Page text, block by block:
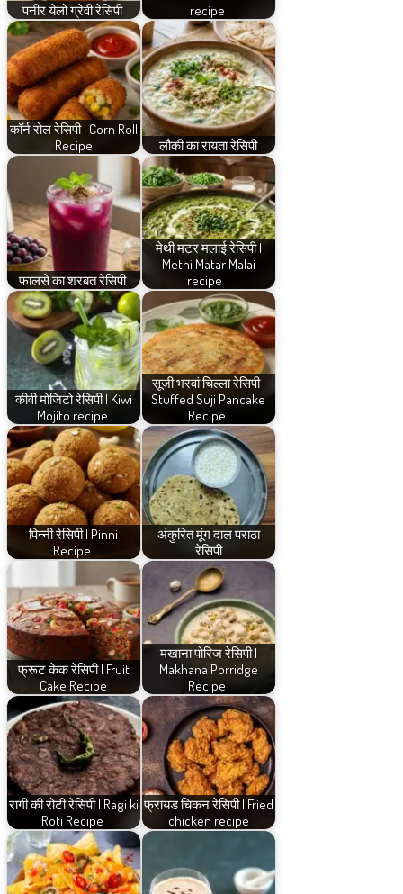
पनीर येलो ग्रेवी रेसिपी
recipe
कॉर्न रोल रेसिपी | Corn Roll
Recipe
लौकी का रायता रेसिपी
फालसे का शरबत रेसिपी
मेथी मटर मलाई रेसिपी |
Methi Matar Malai
recipe
कीवी मोजिटो रेसिपी | Kiwi
Mojito recipe
सूजी भरवां चिल्ला रेसिपी |
Stuffed Suji Pancake
Recipe
पिन्नी रेसिपी | Pinni
Recipe
अंकुरित मूंग दाल पराठा
रेसिपी
फ्रूट केक रेसिपी | Fruit
Cake Recipe
मखाना पोरिज रेसिपी |
Makhana Porridge
Recipe
रागी की रोटी रेसिपी | Ragi ki
Roti Recipe
फ्रायड चिकन रेसिपी | Fried
chicken recipe